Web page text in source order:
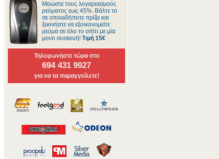
Μειώστε τους λογαριασμούς
ρεύματος εως 45%. Βάλτε το
σε οποιαδήποτε πρίζα και
ξεκινήστε να εξοικονομείτε
ρεύμα σε όλο το σπίτι με μία
μονο συσκευή! Τιμή 15€
Τηλεφωνήστε τώρα στο
694 431 9927
για να τα παραγγείλετε!